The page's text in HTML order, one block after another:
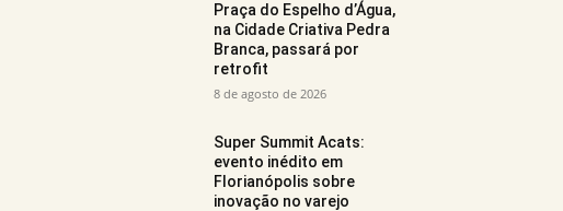
Praça do Espelho d’Água,
na Cidade Criativa Pedra
Branca, passará por
retrofit
8 de agosto de 2026
Super Summit Acats:
evento inédito em
Florianópolis sobre
inovação no varejo